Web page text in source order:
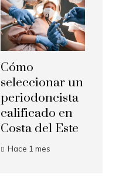
Cómo
seleccionar un
periodoncista
calificado en
Costa del Este
Hace 1 mes